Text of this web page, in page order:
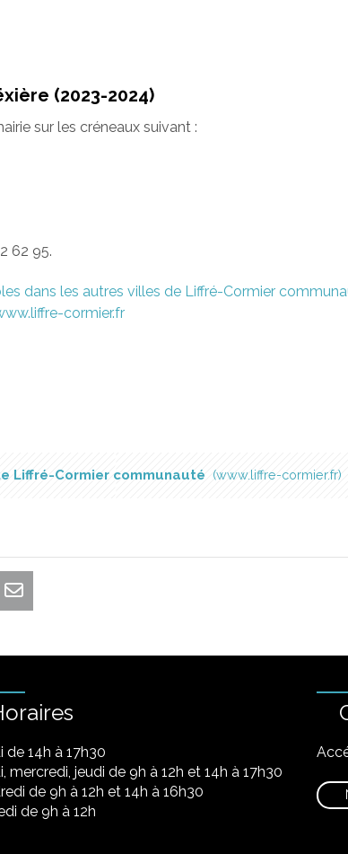
(2023-2024)
sur les créneaux suivant :
62 95.
dans les autres villes de Liffré-Cormier
cormier.fr
Liffré-Cormier communauté www.liffre-cormier.fr
de 14h à 17h30
mercredi, jeudi de 9h à 12h et 14h à 17h30
de 9h à 12h et 14h à 16h30
de 9h à 12h